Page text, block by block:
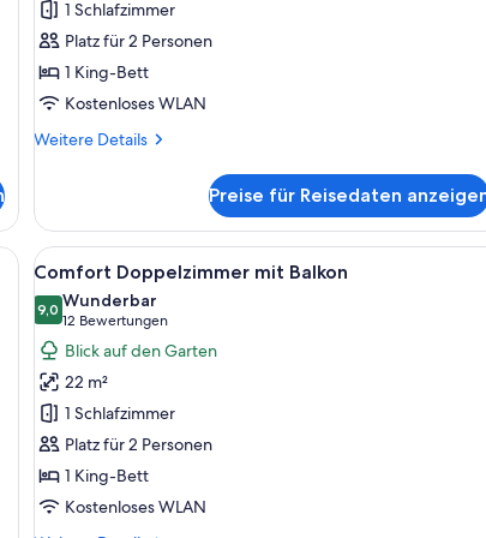
anzeigen
1 Schlafzimmer
Platz für 2 Personen
1 King-Bett
Kostenloses WLAN
Weitere Details
Weitere
Doppelzimmer
Preise für Reisedaten
einer großen Badewanne, einem Bett mit gemustertem Kopfteil
Alle
Fotos
für
Comfort
Doppelzimmer
mit
Balkon
anzeigen
Ein modernes Zimmer mit
9
Comfort Doppelzimmer mit Balkon
9,09,0 von 10
Wunderbar
12 Bewertungen
(12
Bewertungen)
Blick auf den Garten
22 m²
1 Schlafzimmer
Platz für 2 Personen
1 King-Bett
Kostenloses WLAN